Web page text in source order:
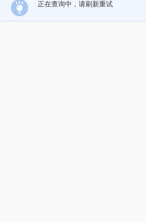
正在查询中，请刷新重试